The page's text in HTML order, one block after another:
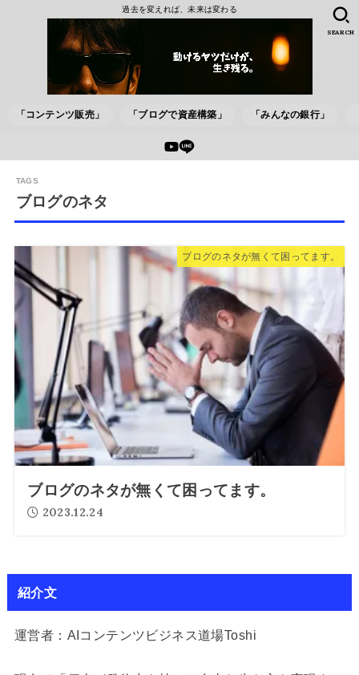
過去を変えれば、未来は変わる
「コンテンツ販売」 「ブログで資産構築」 「みんなの銀行」
SEARCH
ブログのネタ
ブログのネタが無くて困ってます。
ブログのネタが無くて困ってます。
2023.12.24
紹介文
運営者：AIコンテンツビジネス道場Toshi